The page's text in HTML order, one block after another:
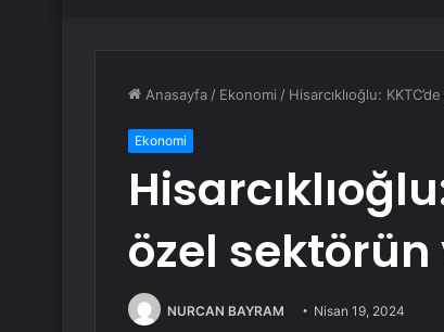
Anasayfa / Ekonomi / Hisarcıklıoğlu:
Ekonomi
özel sektörün
NURCAN BAYRAM Nisan 19, 2024